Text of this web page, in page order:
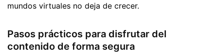
mundos virtuales no deja de crecer.
Pasos prácticos para disfrutar del
contenido de forma segura